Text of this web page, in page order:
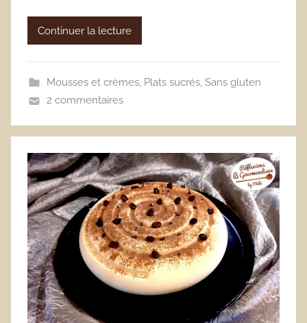
Continuer la lecture
Mousses et crèmes, Plats sucrés, Sans gluten
2 commentaires